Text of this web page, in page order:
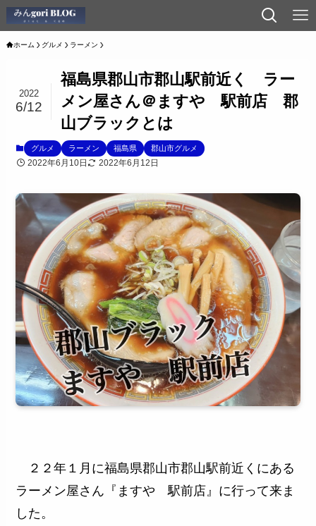
ホーム グルメ ラーメン
福島県郡山市郡山駅前近く ラー
メン屋さん＠ますや 駅前店 郡
山ブラックとは
2022
6/12
グルメ ラーメン 福島県 郡山市グルメ
2022年6月10日 2022年6月12日
２２年１月に福島県郡山市郡山駅前近くにある
ラーメン屋さん『ますや 駅前店』に行って来ま
した。